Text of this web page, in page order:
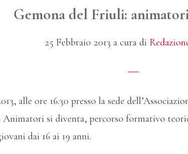
Gemona del Friuli:
25 Febbraio 2013 a cura di
alle ore 16.30 presso la sede
si diventa, percorso formativo
dai 16 ai 19 anni.